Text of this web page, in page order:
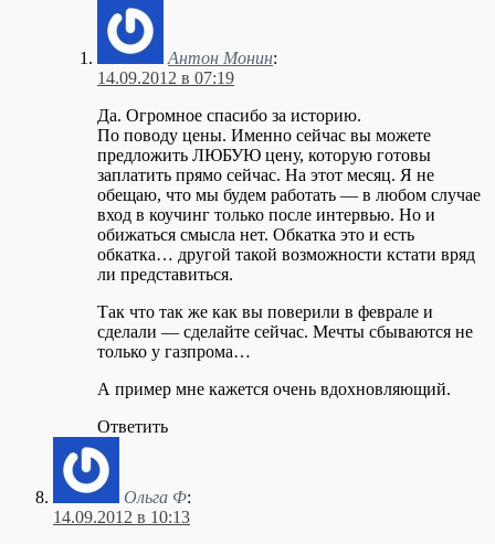
Антон Монин:
14.09.2012 в 07:19
Да. Огромное спасибо за историю.
По поводу цены. Именно сейчас вы можете
предложить ЛЮБУЮ цену, которую готовы
заплатить прямо сейчас. На этот месяц. Я не
обещаю, что мы будем работать — в любом случае
вход в коучинг только после интервью. Но и
обижаться смысла нет. Обкатка это и есть
обкатка… другой такой возможности кстати вряд
ли представиться.
Так что так же как вы поверили в феврале и
сделали — сделайте сейчас. Мечты сбываются не
только у газпрома…
А пример мне кажется очень вдохновляющий.
Ответить
Ольга Ф:
14.09.2012 в 10:13